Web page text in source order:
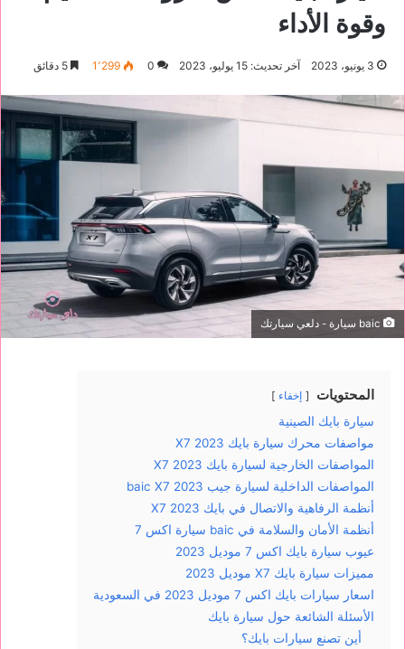
وقوة الأداء
3 يونيو، 2023 آخر تحديث: 15 يوليو، 2023 0 1٬299
المحتويات إخفاء
سيارة بايك الصينية
مواصفات محرك سيارة بايك X7 2023
المواصفات الخارجية لسيارة بايك X7 2023
المواصفات الداخلية لسيارة جيب baic X7 2023
أنظمة الرفاهية والاتصال في بايك X7 2023
أنظمة الأمان والسلامة في baic سيارة اكس 7
عيوب سيارة بايك اكس 7 موديل 2023
مميزات سيارة بايك X7 موديل 2023
اسعار سيارات بايك اكس 7 موديل 2023 في السعودية
الأسئلة الشائعة حول سيارة بايك
أين تصنع سيارات بايك؟